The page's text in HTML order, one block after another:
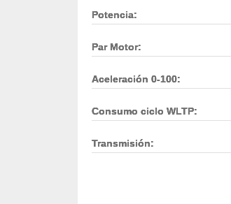
Potencia:
Par Motor:
Aceleración 0-100:
Consumo ciclo WLTP:
Transmisión: